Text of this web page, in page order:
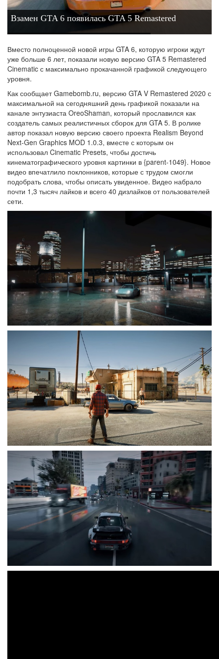
Взамен GTA 6 появилась GTA 5 Remastered
Вместо полноценной новой игры GTA 6, которую игроки ждут
уже больше 6 лет, показали новую версию GTA 5 Remastered
Cinematic с максимально прокачанной графикой следующего
уровня.
Как сообщает Gamebomb.ru, версию GTA V Remastered 2020 с
максимальной на сегодняшний день графикой показали на
канале энтузиаста OreoShaman, который прославился как
создатель самых реалистичных сборок для GTA 5. В ролике
автор показал новую версию своего проекта Realism Beyond
Next-Gen Graphics MOD 1.0.3, вместе с которым он
использовал Cinematic Presets, чтобы достичь
кинематографического уровня картинки в {parent-1049}. Новое
видео впечатлило поклонников, которые с трудом смогли
подобрать слова, чтобы описать увиденное. Видео набрало
почти 1,3 тысяч лайков и всего 40 дизлайков от пользователей
сети.